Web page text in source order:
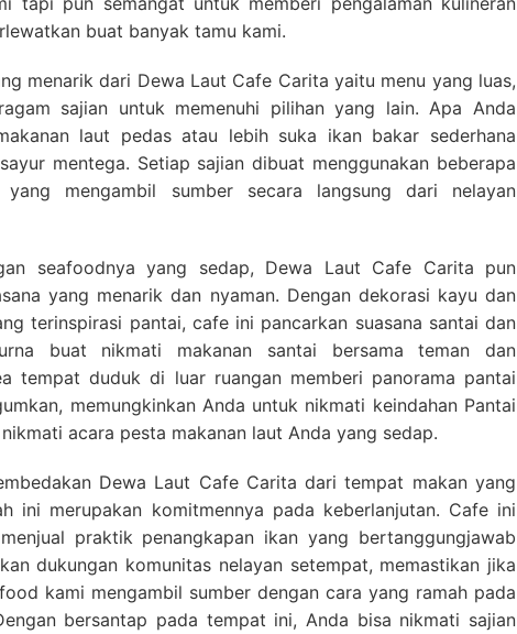
buat banyak tamu kami.
menarik dari Dewa Laut Cafe Carita yaitu menu yang luas,
sajian untuk memenuhi pilihan yang lain. Apa Anda
laut pedas atau lebih suka ikan bakar sederhana
mentega. Setiap sajian dibuat menggunakan beberapa
yang mengambil sumber secara langsung dari nelayan
seafoodnya yang sedap, Dewa Laut Cafe Carita pun
yang menarik dan nyaman. Dengan dekorasi kayu dan
terinspirasi pantai, cafe ini pancarkan suasana santai dan
buat nikmati makanan santai bersama teman dan
tempat duduk di luar ruangan memberi panorama pantai
memungkinkan Anda untuk nikmati keindahan Pantai
acara pesta makanan laut Anda yang sedap.
Dewa Laut Cafe Carita dari tempat makan yang
ini merupakan komitmennya pada keberlanjutan. Cafe ini
praktik penangkapan ikan yang bertanggungjawab
dukungan komunitas nelayan setempat, memastikan jika
kami mengambil sumber dengan cara yang ramah pada
bersantap pada tempat ini, Anda bisa nikmati sajian